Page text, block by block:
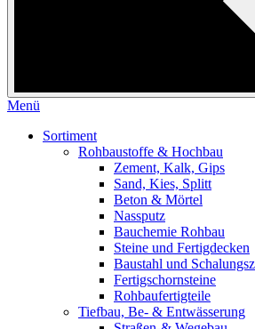
Menü
Sortiment
Rohbaustoffe & Hochbau
Zement, Kalk, Gips
Sand, Kies, Splitt
Beton & Mörtel
Nassputz
Bauchemie Rohbau
Steine und Fertigdecken
Baustahl und
Fertigschornsteine
Rohbaufertigteile
Tiefbau, Be- & Entwässerung